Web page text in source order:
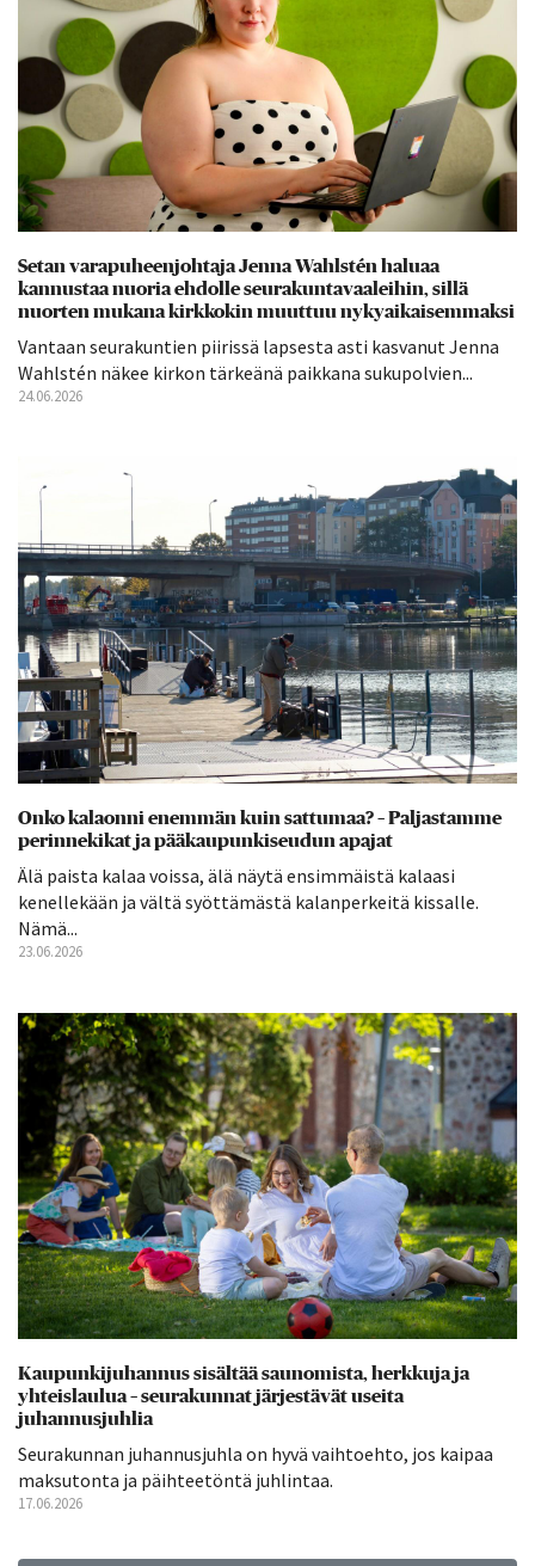
Setan varapuheenjohtaja Jenna Wahlstén haluaa
kannustaa nuoria ehdolle seurakuntavaaleihin, sillä
nuorten mukana kirkkokin muuttuu nykyaikaisemmaksi
Vantaan seurakuntien piirissä lapsesta asti kasvanut Jenna
Wahlstén näkee kirkon tärkeänä paikkana sukupolvien...
24.06.2026
Onko kalaonni enemmän kuin sattumaa? – Paljastamme
perinnekikat ja pääkaupunkiseudun apajat
Älä paista kalaa voissa, älä näytä ensimmäistä kalaasi
kenellekään ja vältä syöttämästä kalanperkeitä kissalle.
Nämä...
23.06.2026
Kaupunkijuhannus sisältää saunomista, herkkuja ja
yhteislaulua – seurakunnat järjestävät useita
juhannusjuhlia
Seurakunnan juhannusjuhla on hyvä vaihtoehto, jos kaipaa
maksutonta ja päihteetöntä juhlintaa.
17.06.2026